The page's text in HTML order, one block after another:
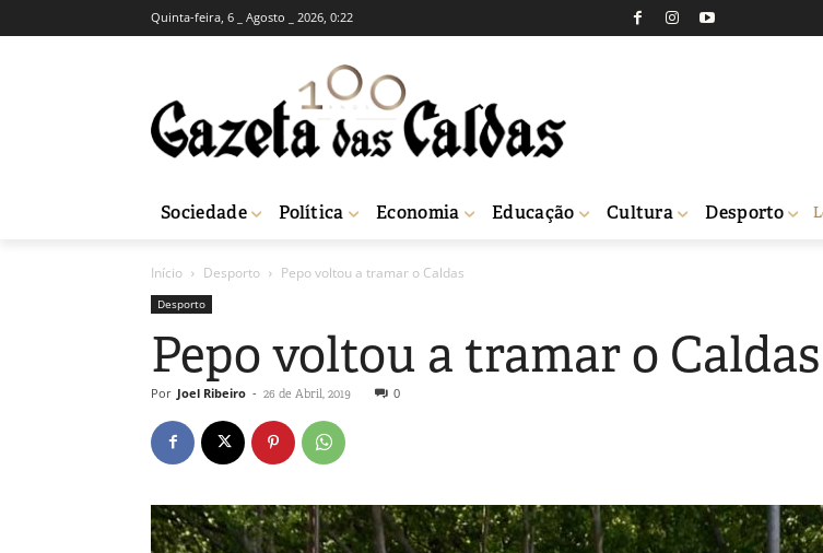
Quinta-feira, 6 _ Agosto _ 2026, 0:22
Sociedade Política Economia Educação Cultura Desporto
Início Desporto Pepo voltou a tramar o Caldas
Desporto
Pepo voltou a tramar o Caldas
Por Joel Ribeiro - 26 de Abril, 2019 0